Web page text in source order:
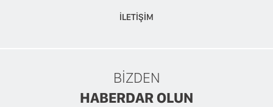
İLETİŞİM
BİZDEN
HABERDAR OLUN